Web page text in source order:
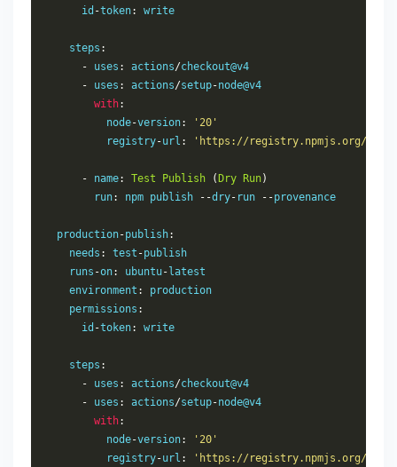
      id
-token: write
    steps
:
- uses : actions/checkout@v4
- uses : actions/setup-node@v4
with:
          node
-version:
'20'
          registry
-url : 'https://registry.npmjs.org/'
- name: Test Publish ( Dry Run)
        run
: npm publish --dry- run --provenance
  production
-publish:
    needs
: test -publish
    runs
-on: ubuntu- latest
    environment
:
production
    permissions
:
      id
-token: write
    steps
:
- uses : actions/checkout@v4
- uses : actions/setup-node@v4
with:
          node
-version:
'20'
          registry
-url : 'https://registry.npmjs.org/'